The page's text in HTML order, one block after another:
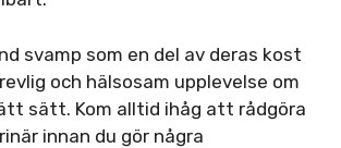
svamp som en del av deras kost
och hälsosam upplevelse om
sätt. Kom alltid ihåg att rådgöra
innan du gör några